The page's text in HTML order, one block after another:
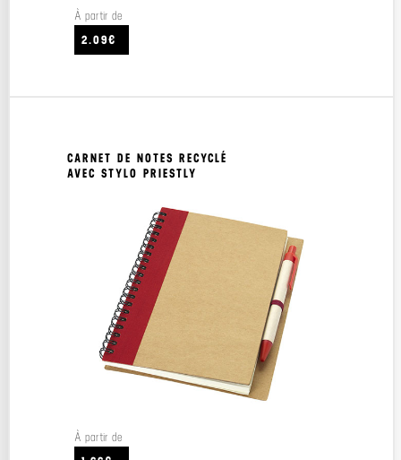
À partir de
2.09€
CARNET DE NOTES RECYCLÉ
AVEC STYLO PRIESTLY
À partir de